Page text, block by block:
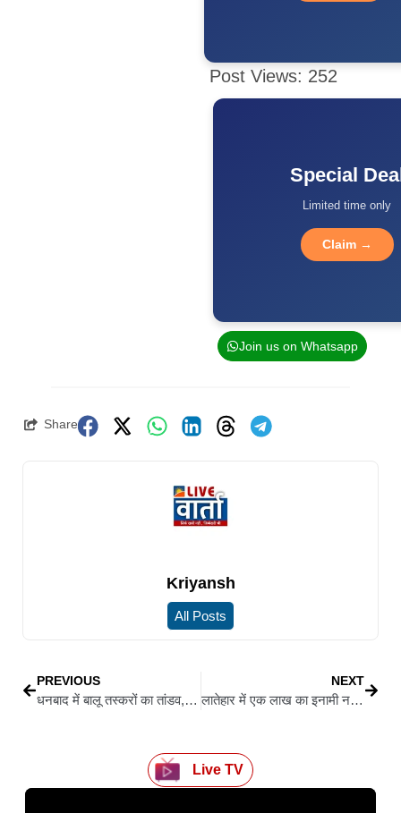
Post Views: 252
Special
Limited time only
Claim →
Join us on Whatsapp
Share
Kriyansh
All Posts
PREVIOUS
धनबाद में बालू तस्करों का तांडव, बाइक सवार को रौंदा; बेटी बाल-बाल बची
NEXT
लातेहार में एक लाख का इनामी नक्सली आलोक यादव ने किया आत्मसमर्पण
Live TV